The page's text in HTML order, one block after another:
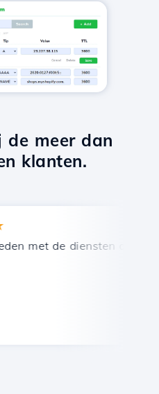
meer dan
klanten.
ondersteuning.
met de diensten die door